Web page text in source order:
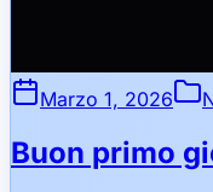
Marzo 1, 2026
Buon primo